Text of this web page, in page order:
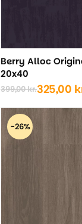
Berry Alloc
20x40
399,00kr.
Den
oprindelige
pris
var:
325,00
Den
aktuelle
pris
er:-26%